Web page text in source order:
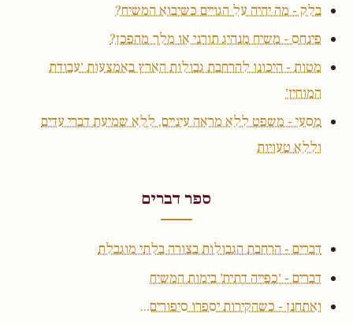
בלק - מה יהיה על הגויים כשיבוא המשיח?
פינחס - משיח מנהיג תורני או מלך מהפכן?
מטות - היכונו להרחבת גבולות הארץ באמצעות ׳עבודת
המוחין׳
מסעי - משפט ללא מראה עיניים, ללא שמיעת דברי עדים
וללא טעויות
ספר דברים
דברים - הרחבת הגבולות בצורה בלתי מוגבלת
דברים - ׳כפייה דתית׳ בימות המשיח
ואתחנן - כשהקירות יספרו סיפורים...